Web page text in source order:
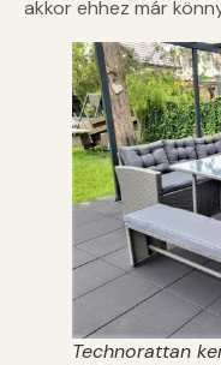
akkor ehhez már
Technorattan